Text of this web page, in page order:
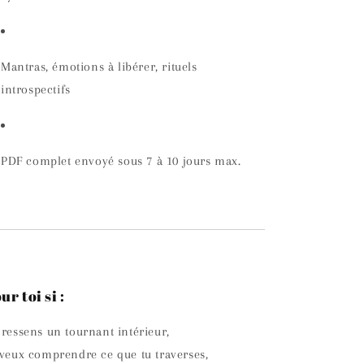
Mantras, émotions à libérer, rituels
introspectifs
PDF complet envoyé sous 7 à 10 jours max.
toi si :
ressens un tournant intérieur,
comprendre ce que tu traverses,